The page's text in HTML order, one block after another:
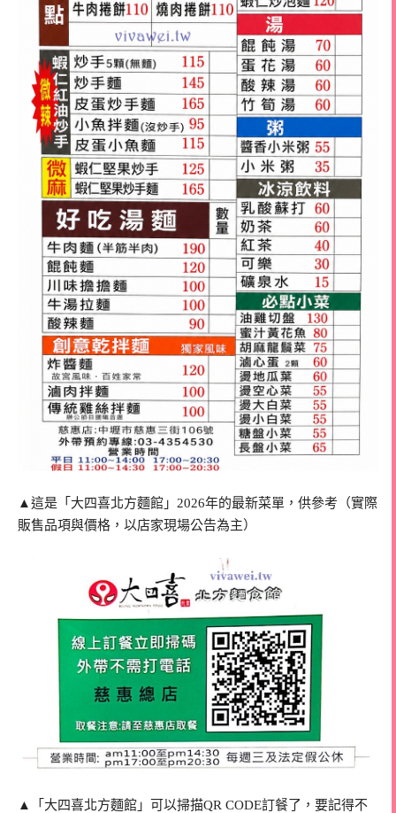
▲這是「大四喜北方麵館」2026年的最新菜單，供參考（實際
販售品項與價格，以店家現場公告為主）
▲「大四喜北方麵館」可以掃描QR CODE訂餐了，要記得不